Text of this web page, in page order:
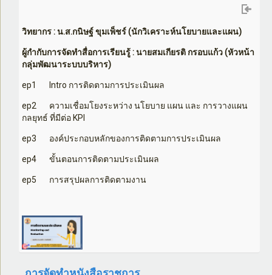
วิทยากร:น.ส.กนิษฐ์ ขุมเพ็ชร์ (นักวิเคราะห์นโยบายและแผน)
ผู้กำกับการจัดทำสื่อการเรียนรู้:นายสมเกียรติ กรอบแก้ว (หัวหน้า
กลุ่มพัฒนาระบบบริหาร)
ep1 Intro การติดตามการประเมินผล
ep2 ความเชื่อมโยงระหว่าง นโยบาย แผน และ การวางแผน
กลยุทธ์ ที่มีต่อ KPI
ep3 องค์ประกอบหลักของการติดตามการประเมินผล
ep4 ขั้นตอนการติดตามประเมินผล
ep5 การสรุปผลการติดตามงาน